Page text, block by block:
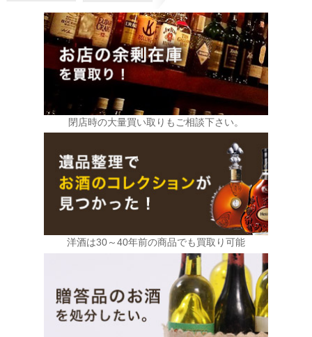
閉店時の大量買い取りもご相談下さい。
洋酒は30～40年前の商品でも買取り可能